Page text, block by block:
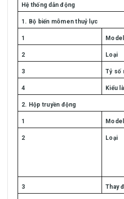
Hệ thống dẫn động
1. Bộ biến mômen thuỷ lực
1 Model
2 Loại
3 Tỷ số
4 Kiểu
2. Hộp truyền động
1 Model
2 Loại
3 Thay